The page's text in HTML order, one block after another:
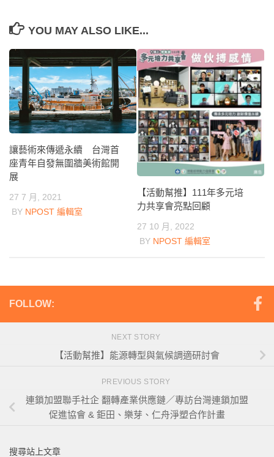
YOU MAY ALSO LIKE...
讓藝術來傳遞永續 台灣首
座青年自發無圍牆美術館開
展
27 7 月, 2021
BY NPOST 編輯室
【活動幫推】111年多元培
力共享會亮點回顧
27 10 月, 2022
BY NPOST 編輯室
FOLLOW:
NEXT STORY
【活動幫推】能源轉型與氣候調適研討會
PREVIOUS STORY
連鎖加盟聯手社企 翻轉產業供應鏈／專訪台灣連鎖加盟
促進協會 & 鉅田、樂芽、仁舟淨塑合作計畫
搜尋站上文章